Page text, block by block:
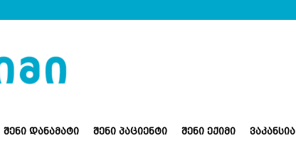
ᲨᲔᲜᲘ ᲓᲐᲜᲐᲛᲐᲢᲘ ᲨᲔᲜᲘ ᲞᲐᲪᲘᲔᲜᲢᲘ ᲨᲔᲜᲘ ᲔᲥᲘᲛᲘ ᲕᲐᲙᲐᲜᲡᲘᲐ